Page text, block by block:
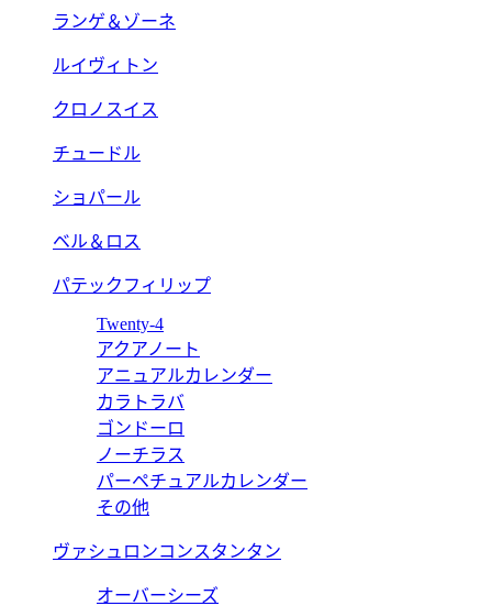
ランゲ＆ゾーネ
ルイヴィトン
クロノスイス
チュードル
ショパール
ベル＆ロス
パテックフィリップ
Twenty-4
アクアノート
アニュアルカレンダー
カラトラバ
ゴンドーロ
ノーチラス
パーペチュアルカレンダー
その他
ヴァシュロンコンスタンタン
オーバーシーズ